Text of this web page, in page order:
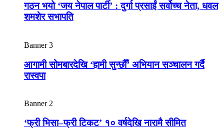
गठन भयो ‘जय नेपाल पार्टी’ : दुर्गा प्रसाईं सर्वोच्च नेता, धवल
शमशेर सभापति
Banner 3
आगामी सोमबारदेखि ‘हामी सुन्छौँ’ अभियान सञ्चालन गर्दै
रास्वपा
Banner 2
‘फ्री भिसा–फ्री टिकट’ १० वर्षदेखि नारामै सीमित